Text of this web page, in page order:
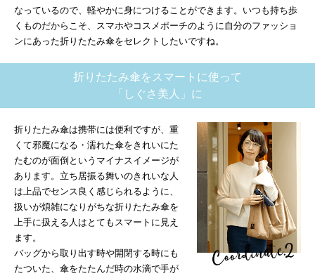
なっているので、軽やかに身につけることができます。いつも持ち歩
くものだからこそ、スマホやコスメポーチのように自分のファッショ
ンにあった折りたたみ傘をセレクトしたいですね。
折りたたみ傘をスマートに使って
「しぐさ美人」に
折りたたみ傘は携帯には便利ですが、重
くて邪魔になる・濡れた傘をきれいにた
たむのが面倒というマイナスイメージが
あります。立ち居振る舞いのきれいな人
は上品でセンス良く感じられるように、
扱いが煩雑になりがちな折りたたみ傘を
上手に扱える人はとてもスマートに見え
ます。
バッグから取り出す時や開閉する時にも
たついた、傘をたたんだ時の水滴で手が